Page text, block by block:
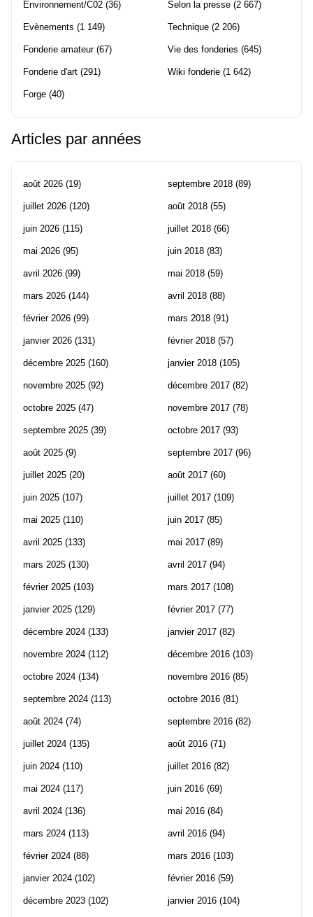
Environnement/C02 (36)
Evènements (1 149)
Fonderie amateur(67)
Fonderie d'art (291)
Forge (40)
Selon la presse (2 667)
Technique (2 206)
Vie des fonderies (645)
Wiki fonderie (1 642)
Articles par années
août 2026 (19)
juillet 2026 (120)
juin 2026 (115)
mai 2026 (95)
avril 2026 (99)
mars 2026 (144)
février 2026 (99)
janvier 2026 (131)
décembre 2025 (160)
novembre 2025 (92)
octobre 2025 (47)
septembre 2025 (39)
août 2025 (9)
juillet 2025 (20)
juin 2025 (107)
mai 2025 (110)
avril 2025 (133)
mars 2025 (130)
février 2025 (103)
janvier 2025 (129)
décembre 2024 (133)
novembre 2024 (112)
octobre 2024 (134)
septembre 2024 (113)
août 2024 (74)
juillet 2024 (135)
juin 2024 (110)
mai 2024 (117)
avril 2024 (136)
mars 2024 (113)
février 2024 (88)
janvier 2024 (102)
décembre 2023 (102)
septembre 2018 (89)
août 2018 (55)
juillet 2018 (66)
juin 2018 (83)
mai 2018 (59)
avril 2018 (88)
mars 2018 (91)
février 2018 (57)
janvier 2018 (105)
décembre 2017 (82)
novembre 2017 (78)
octobre 2017 (93)
septembre 2017 (96)
août 2017 (60)
juillet 2017 (109)
juin 2017 (85)
mai 2017 (89)
avril 2017 (94)
mars 2017 (108)
février 2017 (77)
janvier 2017 (82)
décembre 2016 (103)
novembre 2016 (85)
octobre 2016 (81)
septembre 2016 (82)
août 2016 (71)
juillet 2016 (82)
juin 2016 (69)
mai 2016 (84)
avril 2016 (94)
mars 2016 (103)
février 2016 (59)
janvier 2016 (104)